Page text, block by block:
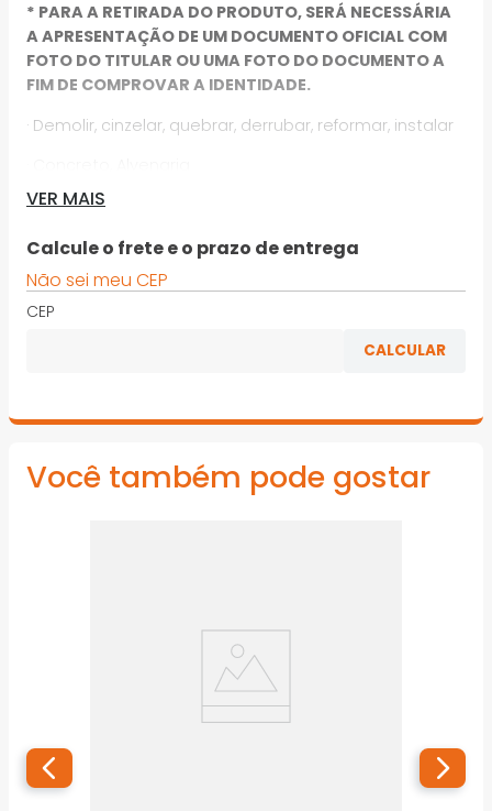
* PARA A RETIRADA DO PRODUTO, SERÁ NECESSÁRIA
A APRESENTAÇÃO DE UM DOCUMENTO OFICIAL COM
FOTO DO TITULAR OU UMA FOTO DO DOCUMENTO A
FIM DE COMPROVAR A IDENTIDADE.
· Demolir, cinzelar, quebrar, derrubar, reformar, instalar
· Cinzelamento padrão em concreto e tijolo para
· Adequado para todas as marcas de ferramentas
elétricas
VER MAIS
Calcule o frete e o prazo de entrega
Não sei meu CEP
CEP
Você também pode gostar